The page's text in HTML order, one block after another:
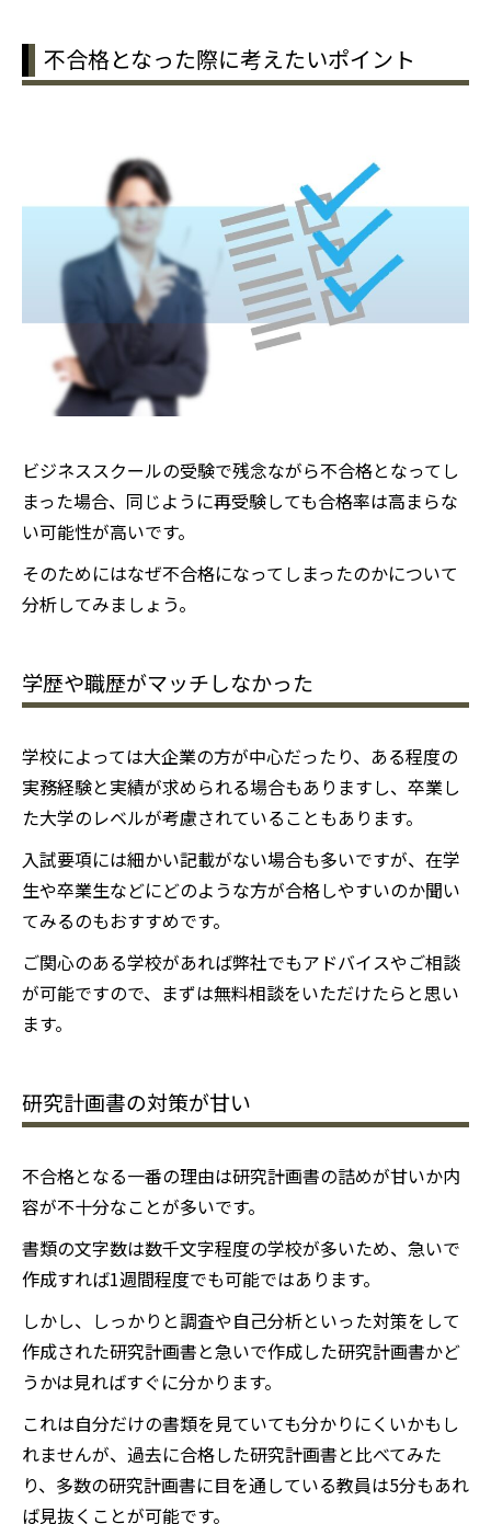
不合格となった際に考えたいポイント
ビジネススクールの受験で残念ながら不合格となってし
まった場合、同じように再受験しても合格率は高まらな
い可能性が高いです。
そのためにはなぜ不合格になってしまったのかについて
分析してみましょう。
学歴や職歴がマッチしなかった
学校によっては大企業の方が中心だったり、ある程度の
実務経験と実績が求められる場合もありますし、卒業し
た大学のレベルが考慮されていることもあります。
入試要項には細かい記載がない場合も多いですが、在学
生や卒業生などにどのような方が合格しやすいのか聞い
てみるのもおすすめです。
ご関心のある学校があれば弊社でもアドバイスやご相談
が可能ですので、まずは無料相談をいただけたらと思い
ます。
研究計画書の対策が甘い
不合格となる一番の理由は研究計画書の詰めが甘いか内
容が不十分なことが多いです。
書類の文字数は数千文字程度の学校が多いため、急いで
作成すれば1週間程度でも可能ではあります。
しかし、しっかりと調査や自己分析といった対策をして
作成された研究計画書と急いで作成した研究計画書かど
うかは見ればすぐに分かります。
これは自分だけの書類を見ていても分かりにくいかもし
れませんが、過去に合格した研究計画書と比べてみた
り、多数の研究計画書に目を通している教員は5分もあれ
ば見抜くことが可能です。